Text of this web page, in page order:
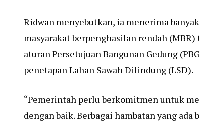
Ridwan menyebutkan, ia menerima
masyarakat berpenghasilan rendah
aturan Persetujuan Bangunan Gedung
penetapan Lahan Sawah Dilindung (LSD).
“Pemerintah perlu berkomitmen untuk
dengan baik. Berbagai hambatan yang